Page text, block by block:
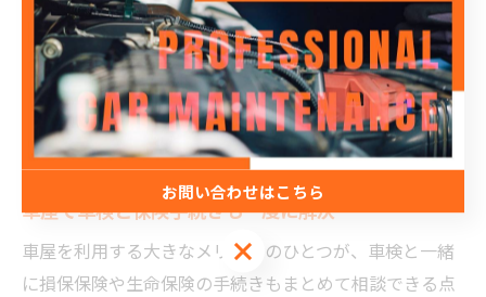
利用者の体験談として「小さなキズでもすぐ対応してく
れた」「修理後の仕上がりがとてもきれいだった」とい
う声もあり、日常的なメンテナンスから急なトラブル対
応まで、車屋の柔軟な対応力が評価されています。
車屋で車検と保険手続きも一度に解決
車屋を利用する大きなメリットのひとつが、車検と一緒
に損保保険や生命保険の手続きもまとめて相談できる点
お問い合わせはこちら
お問い合わせはこちら